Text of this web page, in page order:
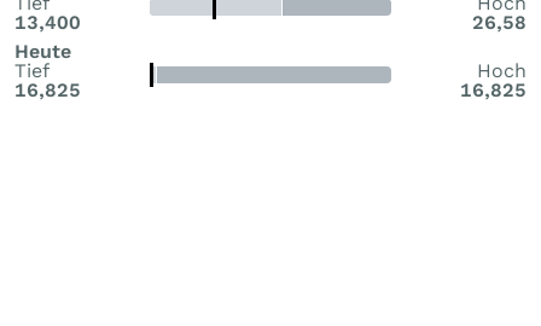
13,400
26,58
Heute
Tief
16,825
Hoch
16,825